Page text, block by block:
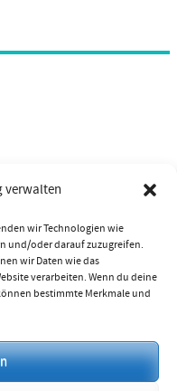
verwalten
wir Technologien wie
und/oder darauf zuzugreifen.
wir Daten wie das
verarbeiten. Wenn du deine
bestimmte Merkmale und